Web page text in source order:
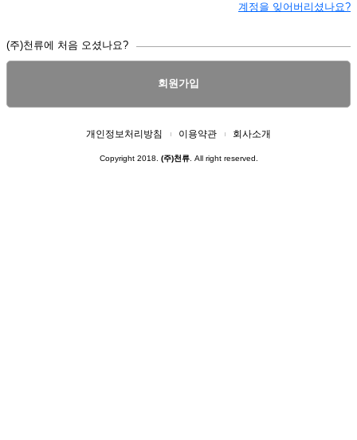
계정을 잊어버리셨나요?
(주)천류에 처음 오셨나요?
회원가입
개인정보처리방침 이용약관 회사소개
Copyright 2018. (주)천류. All right reserved.